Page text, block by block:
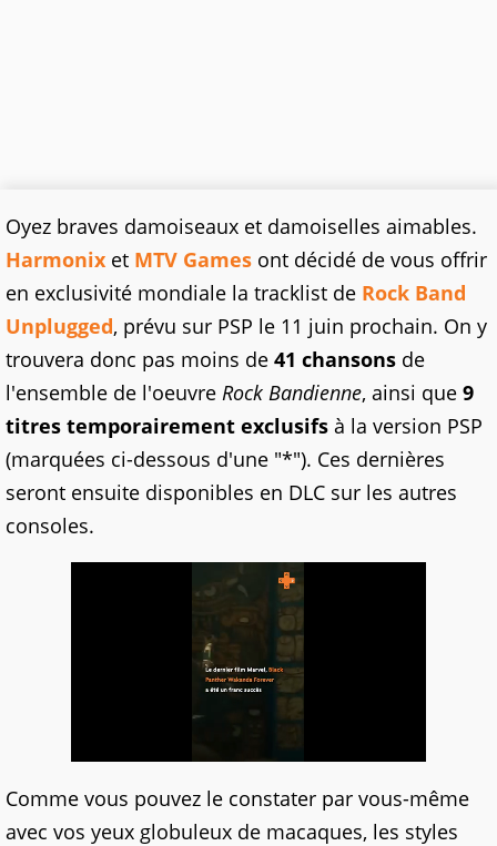
Oyez braves damoiseaux et damoiselles aimables.
Harmonix et MTV Games ont décidé de vous offrir
en exclusivité mondiale la tracklist de Rock Band
Unplugged, prévu sur PSP le 11 juin prochain. On y
trouvera donc pas moins de 41 chansons de
l'ensemble de l'oeuvre Rock Bandienne, ainsi que 9
titres temporairement exclusifs à la version PSP
(marquées ci-dessous d'une "*"). Ces dernières
seront ensuite disponibles en DLC sur les autres
consoles.
Comme vous pouvez le constater par vous-même
avec vos yeux globuleux de macaques, les styles